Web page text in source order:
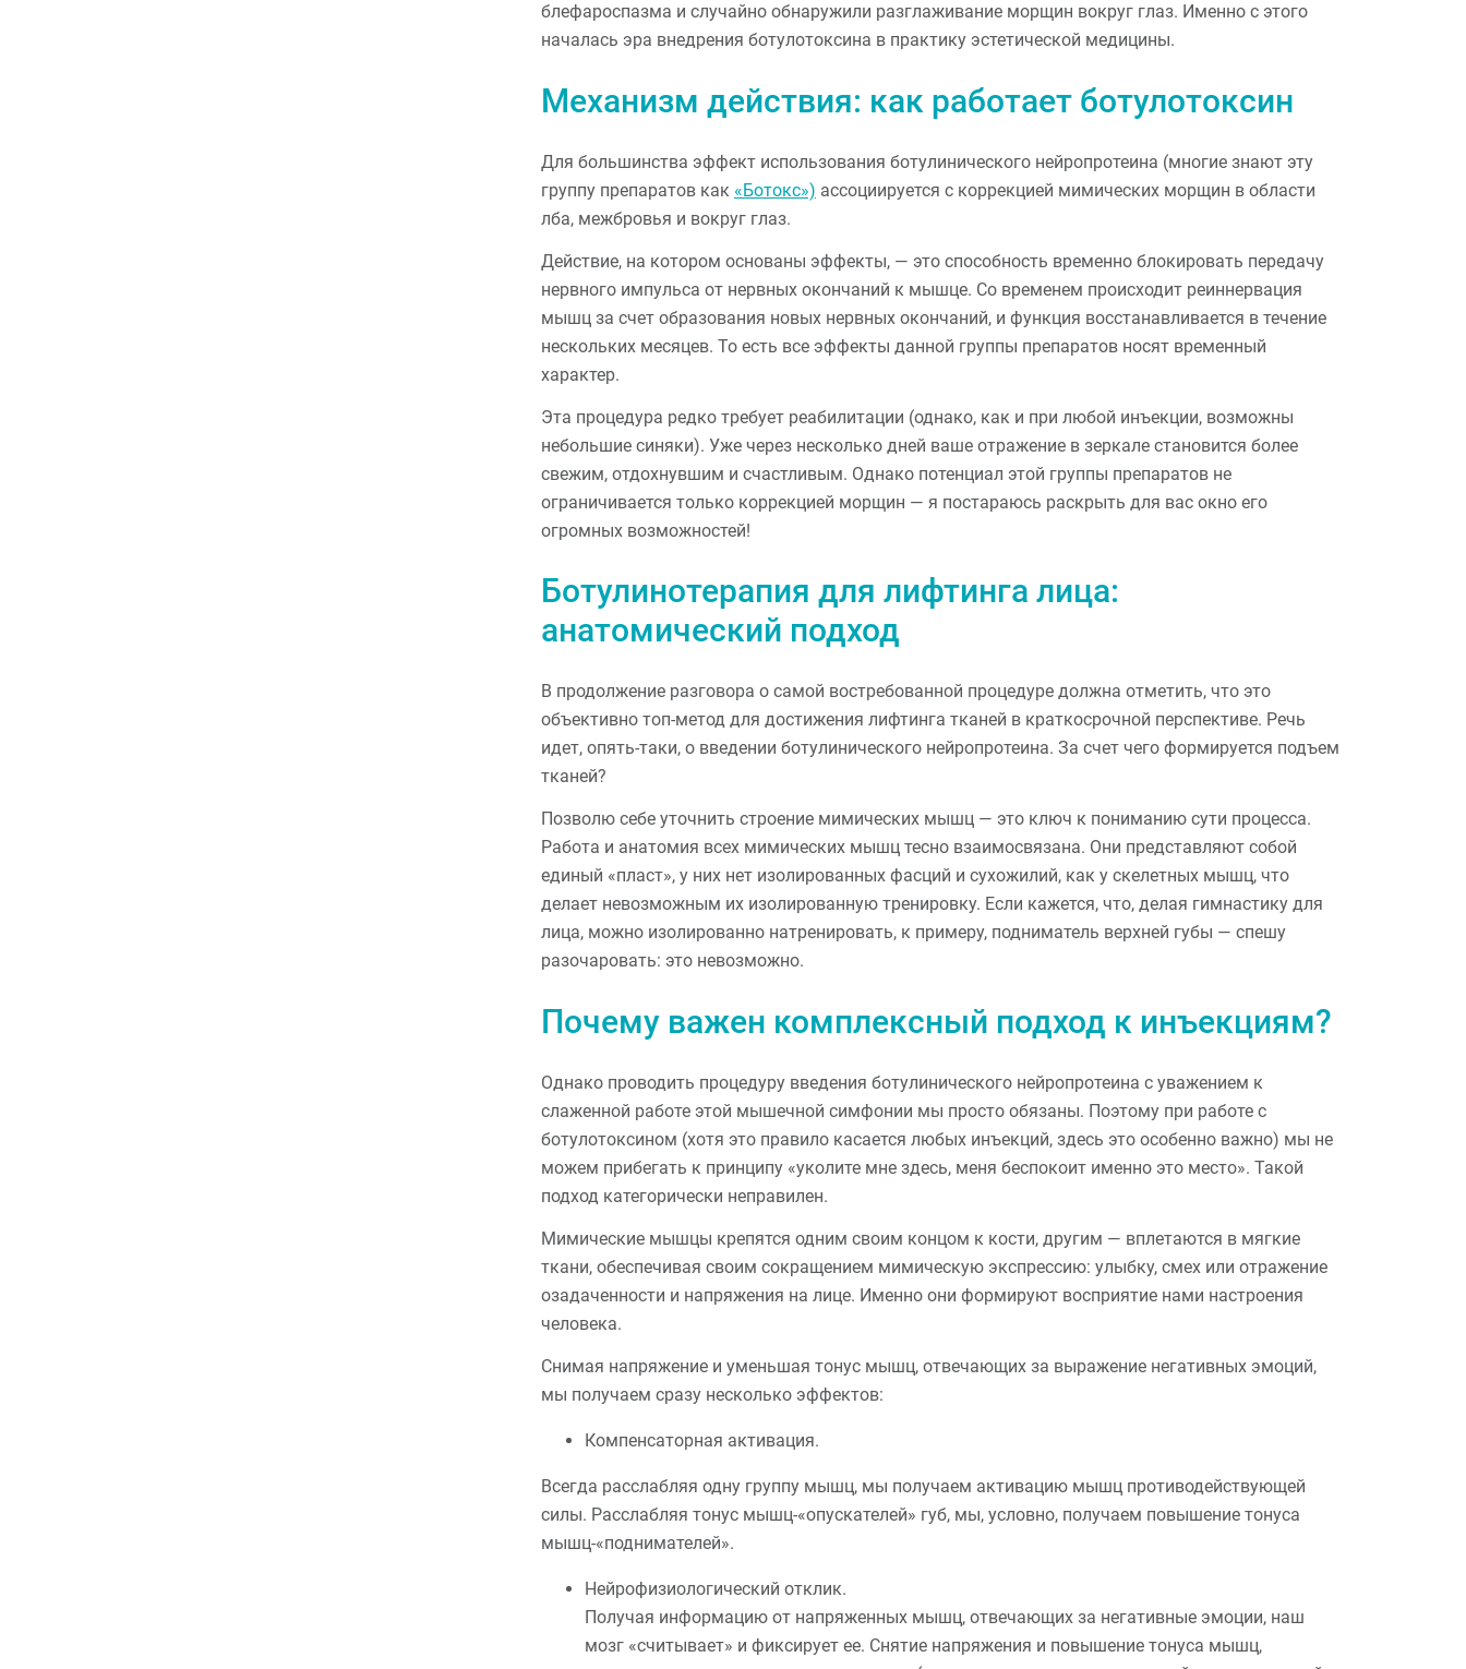
блефароспазма и случайно обнаружили разглаживание морщин вокруг глаз. Именно с этого
началась эра внедрения ботулотоксина в практику эстетической медицины.
Механизм действия: как работает ботулотоксин
Для большинства эффект использования ботулинического нейропротеина (многие знают эту
группу препаратов как «Ботокс») ассоциируется с коррекцией мимических морщин в области
лба, межбровья и вокруг глаз.
Действие, на котором основаны эффекты, — это способность временно блокировать передачу
нервного импульса от нервных окончаний к мышце. Со временем происходит реиннервация
мышц за счет образования новых нервных окончаний, и функция восстанавливается в течение
нескольких месяцев. То есть все эффекты данной группы препаратов носят временный
характер.
Эта процедура редко требует реабилитации (однако, как и при любой инъекции, возможны
небольшие синяки). Уже через несколько дней ваше отражение в зеркале становится более
свежим, отдохнувшим и счастливым. Однако потенциал этой группы препаратов не
ограничивается только коррекцией морщин — я постараюсь раскрыть для вас окно его
огромных возможностей!
Ботулинотерапия для лифтинга лица:
анатомический подход
В продолжение разговора о самой востребованной процедуре должна отметить, что это
объективно топ-метод для достижения лифтинга тканей в краткосрочной перспективе. Речь
идет, опять-таки, о введении ботулинического нейропротеина. За счет чего формируется подъем
тканей?
Позволю себе уточнить строение мимических мышц — это ключ к пониманию сути процесса.
Работа и анатомия всех мимических мышц тесно взаимосвязана. Они представляют собой
единый «пласт», у них нет изолированных фасций и сухожилий, как у скелетных мышц, что
делает невозможным их изолированную тренировку. Если кажется, что, делая гимнастику для
лица, можно изолированно натренировать, к примеру, подниматель верхней губы — спешу
разочаровать: это невозможно.
Почему важен комплексный подход к инъекциям?
Однако проводить процедуру введения ботулинического нейропротеина с уважением к
слаженной работе этой мышечной симфонии мы просто обязаны. Поэтому при работе с
ботулотоксином (хотя это правило касается любых инъекций, здесь это особенно важно) мы не
можем прибегать к принципу «уколите мне здесь, меня беспокоит именно это место». Такой
подход категорически неправилен.
Мимические мышцы крепятся одним своим концом к кости, другим — вплетаются в мягкие
ткани, обеспечивая своим сокращением мимическую экспрессию: улыбку, смех или отражение
озадаченности и напряжения на лице. Именно они формируют восприятие нами настроения
человека.
Снимая напряжение и уменьшая тонус мышц, отвечающих за выражение негативных эмоций,
мы получаем сразу несколько эффектов:
Компенсаторная активация.
Всегда расслабляя одну группу мышц, мы получаем активацию мышц противодействующей
силы. Расслабляя тонус мышц-«опускателей» губ, мы, условно, получаем повышение тонуса
мышц-«поднимателей».
Нейрофизиологический отклик.
Получая информацию от напряженных мышц, отвечающих за негативные эмоции, наш
мозг «считывает» и фиксирует ее. Снятие напряжения и повышение тонуса мышц,